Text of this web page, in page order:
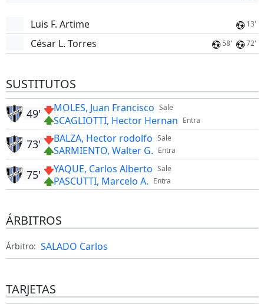
Luis F. Artime 13'
César L. Torres 58' 72'
SUSTITUTOS
Sale
MOLES, Juan Francisco
Entra
SCAGLIOTTI, Hector Hernan
49'
Sale
BALZA, Hector rodolfo
Entra
SARMIENTO, Walter G.
73'
Sale
YAQUE, Carlos Alberto
Entra
PASCUTTI, Marcelo A.
75'
ÁRBITROS
Árbitro: SALADO Carlos
TARJETAS